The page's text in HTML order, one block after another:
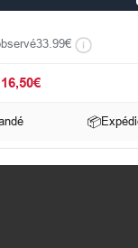
33.99€
16,50€
📦